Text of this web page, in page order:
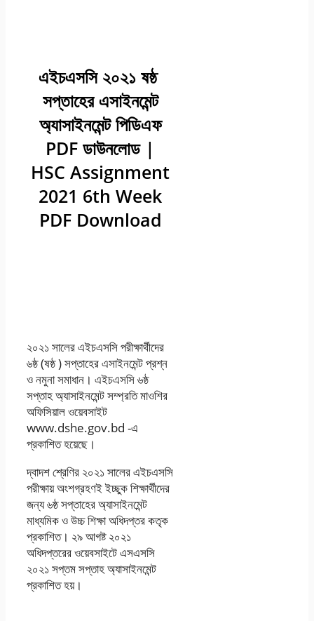
এইচএসসি ২০২১ ষষ্ঠ
সপ্তাহের এসাইনমেন্ট
অ্যাসাইনমেন্ট পিডিএফ
PDF ডাউনলোড |
HSC Assignment
2021 6th Week
PDF Download
২০২১ সালের এইচএসসি পরীক্ষার্থীদের
৬ষ্ঠ (ষষ্ঠ ) সপ্তাহের এসাইনমেন্ট প্রশ্ন
ও নমুনা সমাধান। এইচএসসি ৬ষ্ঠ
সপ্তাহ অ্যাসাইনমেন্ট সম্প্রতি মাওশির
অফিসিয়াল ওয়েবসাইট
www.dshe.gov.bd -এ
প্রকাশিত হয়েছে।
দ্বাদশ শ্রেণির ২০২১ সালের এইচএসসি
পরীক্ষায় অংশগ্রহণই ইচ্ছুক শিক্ষার্থীদের
জন্য ৬ষ্ঠ সপ্তাহের অ্যাসাইনমেন্ট
মাধ্যমিক ও উচ্চ শিক্ষা অধিদপ্তর কতৃক
প্রকাশিত। ২৯ আগষ্ট ২০২১
অধিদপ্তরের ওয়েবসাইটে এসএসসি
২০২১ সপ্তম সপ্তাহ অ্যাসাইনমেন্ট
প্রকাশিত হয়।